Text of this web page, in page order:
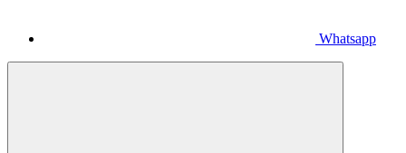
Whatsapp